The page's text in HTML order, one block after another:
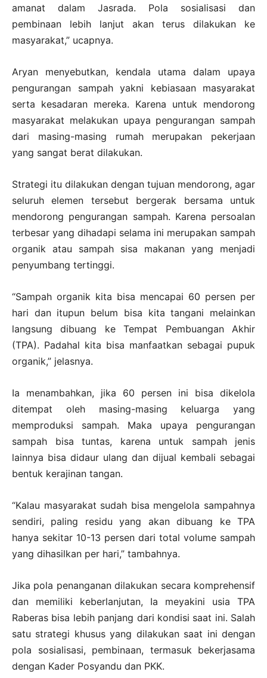
amanat dalam Jasrada. Pola sosialisasi dan
pembinaan lebih lanjut akan terus dilakukan ke
masyarakat,” ucapnya.
Aryan menyebutkan, kendala utama dalam upaya
pengurangan sampah yakni kebiasaan masyarakat
serta kesadaran mereka. Karena untuk mendorong
masyarakat melakukan upaya pengurangan sampah
dari masing-masing rumah merupakan pekerjaan
yang sangat berat dilakukan.
Strategi itu dilakukan dengan tujuan mendorong, agar
seluruh elemen tersebut bergerak bersama untuk
mendorong pengurangan sampah. Karena persoalan
terbesar yang dihadapi selama ini merupakan sampah
organik atau sampah sisa makanan yang menjadi
penyumbang tertinggi.
“Sampah organik kita bisa mencapai 60 persen per
hari dan itupun belum bisa kita tangani melainkan
langsung dibuang ke Tempat Pembuangan Akhir
(TPA). Padahal kita bisa manfaatkan sebagai pupuk
organik,” jelasnya.
Ia menambahkan, jika 60 persen ini bisa dikelola
ditempat oleh masing-masing keluarga yang
memproduksi sampah. Maka upaya pengurangan
sampah bisa tuntas, karena untuk sampah jenis
lainnya bisa didaur ulang dan dijual kembali sebagai
bentuk kerajinan tangan.
“Kalau masyarakat sudah bisa mengelola sampahnya
sendiri, paling residu yang akan dibuang ke TPA
hanya sekitar 10-13 persen dari total volume sampah
yang dihasilkan per hari,” tambahnya.
Jika pola penanganan dilakukan secara komprehensif
dan memiliki keberlanjutan, Ia meyakini usia TPA
Raberas bisa lebih panjang dari kondisi saat ini. Salah
satu strategi khusus yang dilakukan saat ini dengan
pola sosialisasi, pembinaan, termasuk bekerjasama
dengan Kader Posyandu dan PKK.